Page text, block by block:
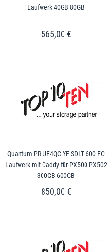
Laufwerk 40GB 80GB
565,00 €
Quantum PR-UF4QC-YF SDLT 600 FC
Laufwerk mit Caddy für PX500 PX502
300GB 600GB
850,00 €